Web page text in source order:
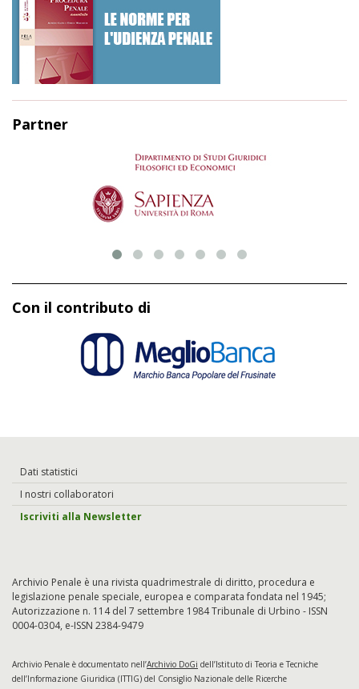
Partner
Con il contributo di
Dati statistici
I nostri collaboratori
Iscriviti alla Newsletter
Archivio Penale è una rivista quadrimestrale di diritto, procedura e
legislazione penale speciale, europea e comparata fondata nel 1945;
Autorizzazione n. 114 del 7 settembre 1984 Tribunale di Urbino - ISSN
0004-0304, e-ISSN 2384-9479
Archivio Penale è documentato nell’Archivio DoGi dell’Istituto di Teoria e Tecniche
dell’Informazione Giuridica (ITTIG) del Consiglio Nazionale delle Ricerche